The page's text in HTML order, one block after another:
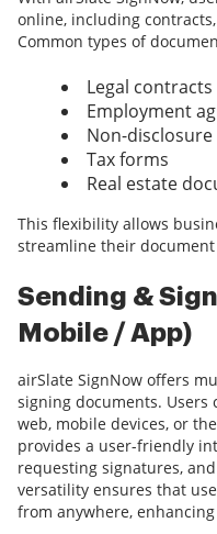
online, including
Common types of
Legal contracts
Employment
Non-disclosure
Tax forms
Real estate
This flexibility allows
streamline their
Sending &
Mobile / App)
airSlate SignNow offers
signing documents. Users
web, mobile devices, or
provides a user-friendly
requesting signatures,
versatility ensures that
from anywhere,